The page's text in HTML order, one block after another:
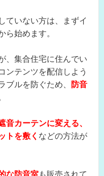
ていない方は、まずイ
ら始めます。
、集合住宅に住んでい
ンテンツを配信しよう
ブルを防ぐため、
防音
音カーテンに変える、
トを敷く などの方法が